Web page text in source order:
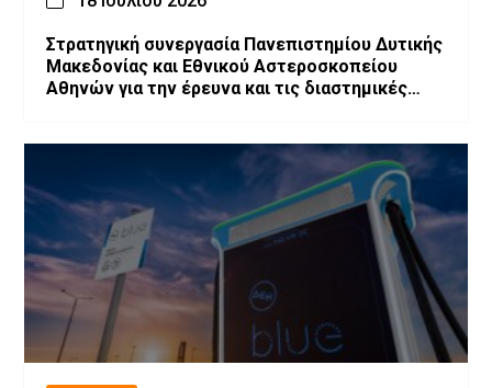
Στρατηγική συνεργασία Πανεπιστημίου Δυτικής
Μακεδονίας και Εθνικού Αστεροσκοπείου
Αθηνών για την έρευνα και τις διαστημικές